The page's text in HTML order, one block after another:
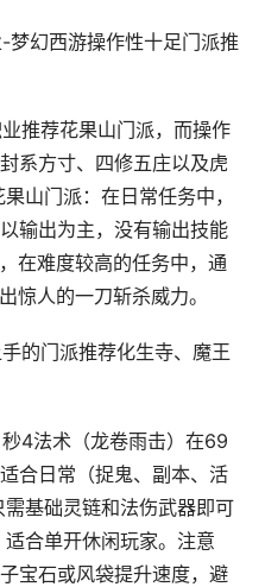
梦幻西游操作性十足门派推
推荐花果山门派，而操作
系方寸、四修五庄以及虎
山门派：在日常任务中，
输出为主，没有输出技能
在难度较高的任务中，通
惊人的一刀斩杀威力。
的门派推荐化生寺、魔王
4法术（龙卷雨击）在69
合日常（捉鬼、副本、活
基础灵链和法伤武器即可
合单开休闲玩家。注意
宝石或风袋提升速度，避